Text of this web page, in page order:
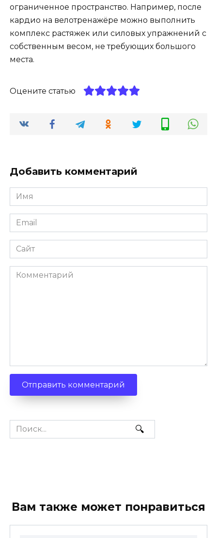
ограниченное пространство. Например, после
кардио на велотренажёре можно выполнить
комплекс растяжек или силовых упражнений с
собственным весом, не требующих большого
места.
Оцените статью
Добавить комментарий
Имя
Email
Сайт
Комментарий
Search
for:
Вам также может понравиться